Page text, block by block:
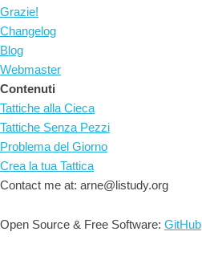
Grazie!
Changelog
Blog
Webmaster
Contenuti
Tattiche alla Cieca
Tattiche Senza Pezzi
Problema del Giorno
Crea la tua Tattica
Contact me at: arne@listudy.org
Open Source & Free Software: GitHub